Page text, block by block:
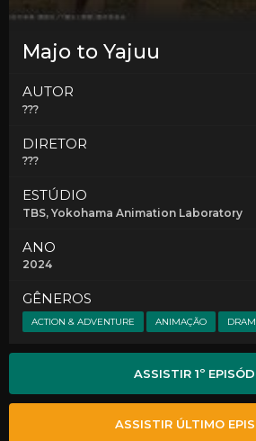
Majo to Yajuu
AUTOR
???
DIRETOR
???
ESTÚDIO
TBS, Yokohama Animation Laboratory
ANO
2024
GÊNEROS
ACTION & ADVENTURE ANIMAÇÃO
ASSISTIR 1º
ASSISTIR ÚLTIMO